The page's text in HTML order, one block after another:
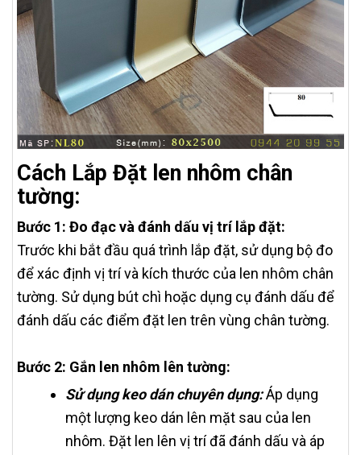
Cách Lắp Đặt len nhôm chân
tường:
Bước 1: Đo đạc và đánh dấu vị trí lắp đặt:
Trước khi bắt đầu quá trình lắp đặt, sử dụng bộ đo
để xác định vị trí và kích thước của len nhôm chân
tường. Sử dụng bút chì hoặc dụng cụ đánh dấu để
đánh dấu các điểm đặt len trên vùng chân tường.
Bước 2: Gắn len nhôm lên tường:
Sử dụng keo dán chuyên dụng:Áp dụng
một lượng keo dán lên mặt sau của len
nhôm. Đặt len lên vị trí đã đánh dấu và áp